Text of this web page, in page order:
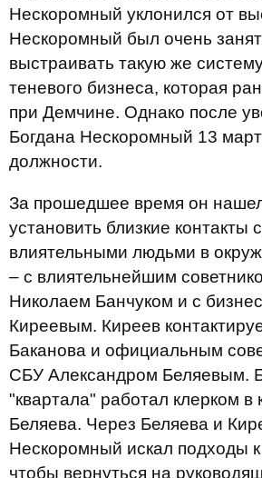
Нескоромный уклонился от
Нескоромный был очень
выстраивать такую же
теневого бизнеса, которая
при Демчине. Однако после
Богдана Нескоромный 13
должности.
За прошедшее время он
установить близкие контакты
влиятельными людьми в
– с влиятельнейшим
Николаем Банчуком и с
Киреевым. Киреев
Баканова и официальным
СБУ Александром Беляевым.
"квартала" работал клерком в
Беляева. Через Беляева и
Нескоромный искал подходы к
чтобы вернуться на